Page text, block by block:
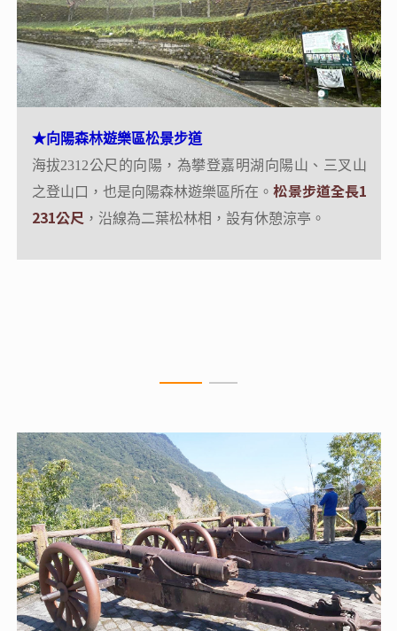
★向陽森林遊樂區松景步道
海拔2312公尺的向陽，為攀登嘉明湖向陽山、三叉山
之登山口，也是向陽森林遊樂區所在。松景步道全長1
231公尺 ，沿線為二葉松林相，設有休憩涼亭。
★霧鹿峽谷-六口溫泉
大S型的峽谷，色彩斑斕的岩壁，蜿蜒清澈的霧鹿溪湍
急而下，雄偉壯闊的峽谷景觀媲美太魯閣國家公園，
這裡就是南橫八景之一的霧鹿峽谷。